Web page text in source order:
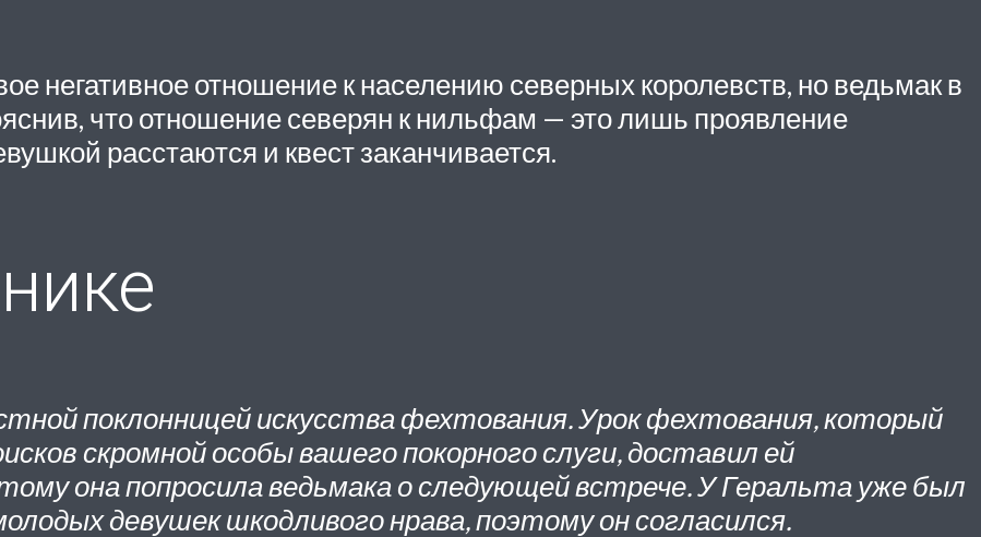
негативное отношение к населению северных королевств, но ведьмак в
что отношение северян к нильфам — это лишь проявление
расстаются и квест заканчивается.
поклонницей искусства фехтования. Урок фехтования, который
скромной особы вашего покорного слуги, доставил ей
она попросила ведьмака о следующей встрече. У Геральта уже был
девушек шкодливого нрава, поэтому он согласился.